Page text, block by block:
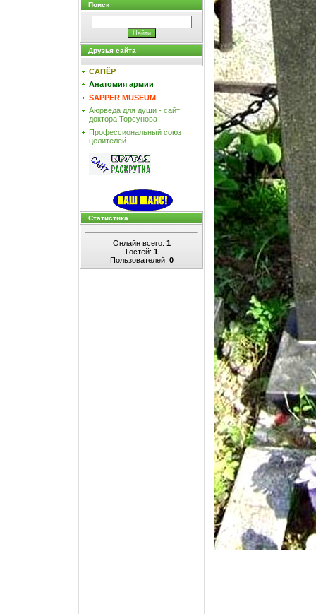
Поиск
Друзья сайта
САПЁР
Анатомия армии
SAPPER MUSEUM
Аюрведа для души - сайт
доктора Торсунова
Профессиональный союз
целителей
Статистика
Онлайн всего: 1
Гостей: 1
Пользователей: 0